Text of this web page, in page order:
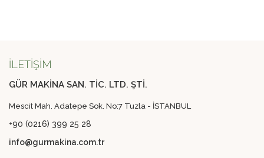
İLETİŞİM
GÜR MAKİNA SAN. TİC. LTD. ŞTİ.
Mescit Mah. Adatepe Sok. No:7 Tuzla - İSTANBUL
+90 (0216) 399 25 28
info@gurmakina.com.tr